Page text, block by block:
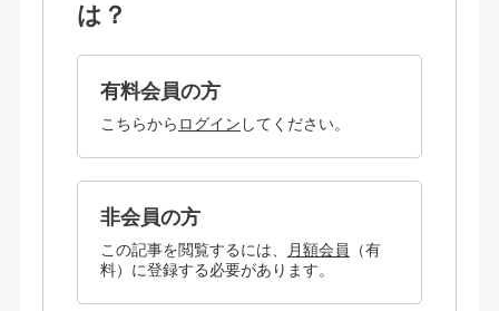
は？
有料会員の方
こちらから ログイン してください。
非会員の方
この記事を閲覧するには、 月額会員
（有
料）に登録する必要があります。